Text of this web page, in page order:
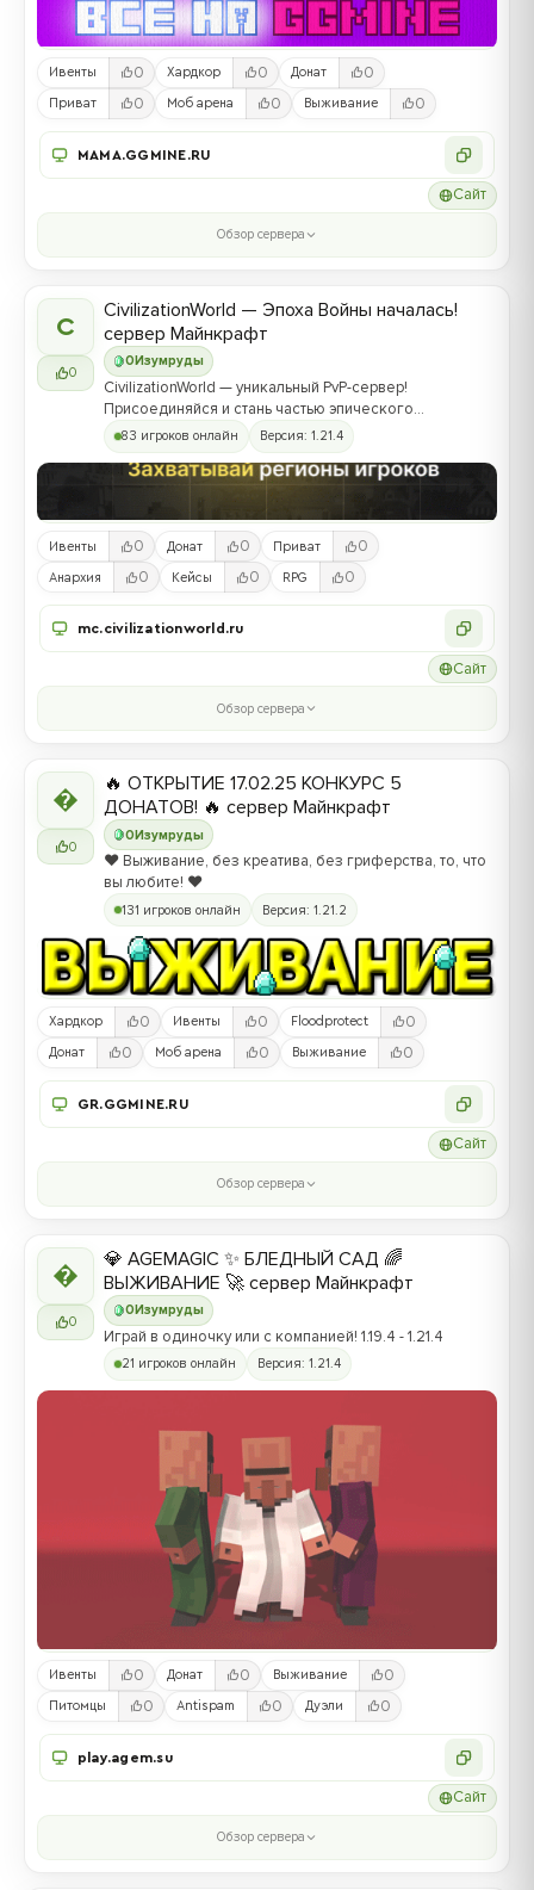
Ивенты 0 Хардкор 0 Донат 0
Приват 0 Моб арена 0 Выживание 0
MAMA.GGMINE.RU
Сайт
Обзор сервера
C
0
0 Изумруды
CivilizationWorld — Эпоха Войны началась!
сервер Майнкрафт
CivilizationWorld — уникальный PvP-сервер!
Присоединяйся и стань частью эпического
противостояния между Альвами и Йотунами!
83 игроков онлайн Версия: 1.21.4
Ивенты 0 Донат 0 Приват 0
Анархия 0 Кейсы 0 RPG 0
mc.civilizationworld.ru
Сайт
Обзор сервера

0
0Изумруды
🔥 ОТКРЫТИЕ 17.02.25 КОНКУРС 5
ДОНАТОВ! 🔥 сервер Майнкрафт
❤️ Выживание, без креатива, без гриферства, то, что
вы любите! ❤️
131 игроков онлайн Версия: 1.21.2
Хардкор 0 Ивенты 0 Floodprotect 0
Донат 0 Моб арена 0 Выживание 0
GR.GGMINE.RU
Сайт
Обзор сервера

0
0 Изумруды
💎 AGEMAGIC ✨ БЛЕДНЫЙ САД 🌈
ВЫЖИВАНИЕ 🚀 сервер Майнкрафт
Играй в одиночку или с компанией! 1.19.4 - 1.21.4
21 игроков онлайн Версия: 1.21.4
Ивенты 0 Донат 0 Выживание 0
Питомцы 0 Antispam 0 Дуэли 0
play.agem.su
Сайт
Обзор сервера